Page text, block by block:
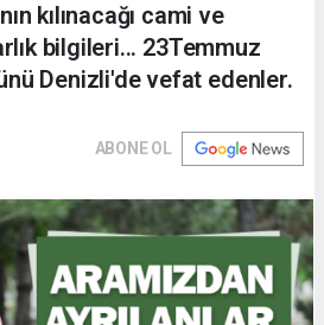
kılınacağı cami ve
bilgileri... 23Temmuz
Denizli'de vefat edenler.
ABONE OL